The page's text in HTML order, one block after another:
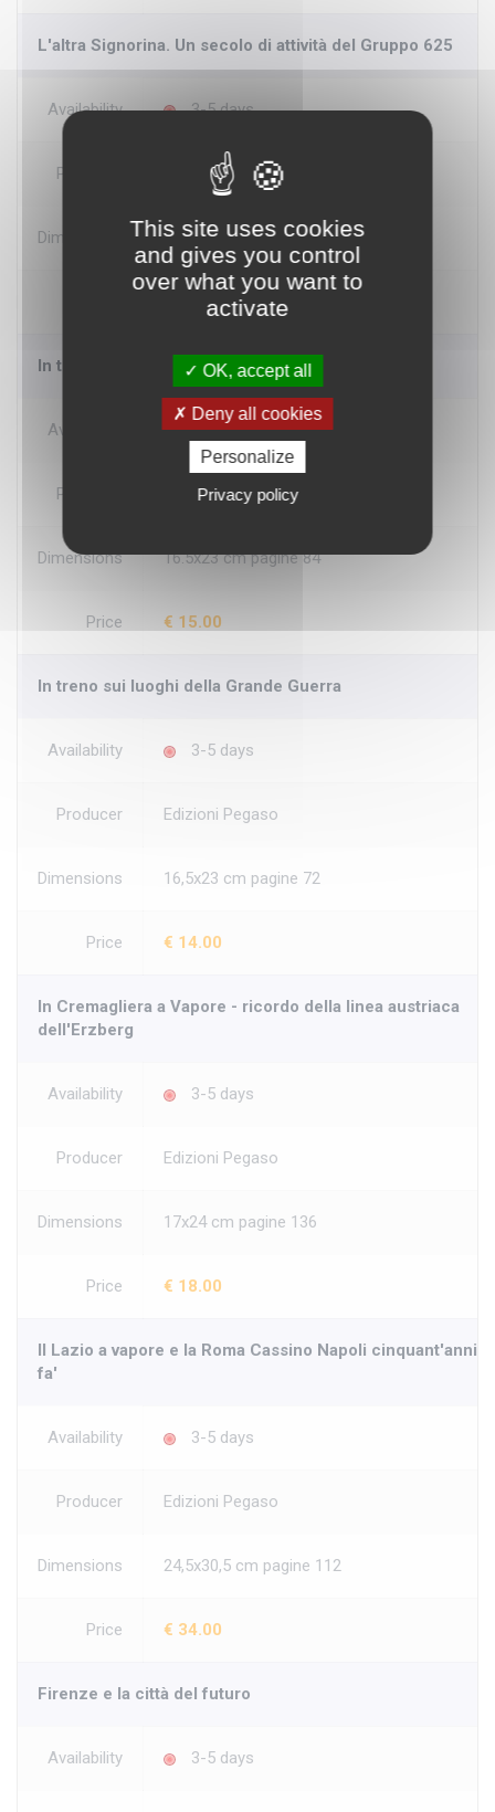
L'altra Signorina. Un secolo di attività del Gruppo 625
Availability 3-5 days
Producer Edizioni Pegaso
Dimensions 17x24 cm pagine 144
€ 22.00
In treno sui luoghi della Seconda Guerra Mondiale
Availability 3-5 days
Producer Edizioni Pegaso
Dimensions 16.5x23 cm pagine 84
Price € 15.00
In treno sui luoghi della Grande Guerra
Availability 3-5 days
Producer Edizioni Pegaso
Dimensions 16,5x23 cm pagine 72
Price € 14.00
In Cremagliera a Vapore - ricordo della linea austriaca
dell'Erzberg
Availability 3-5 days
Producer Edizioni Pegaso
Dimensions 17x24 cm pagine 136
Price € 18.00
Il Lazio a vapore e la Roma Cassino Napoli cinquant'anni
fa'
Availability 3-5 days
Producer Edizioni Pegaso
Dimensions 24,5x30,5 cm pagine 112
Price € 34.00
Firenze e la città del futuro
Availability 3-5 days
This site uses cookies
and gives you control
over what you want to
activate
OK, accept all
Deny all cookies
Personalize
Privacy policy